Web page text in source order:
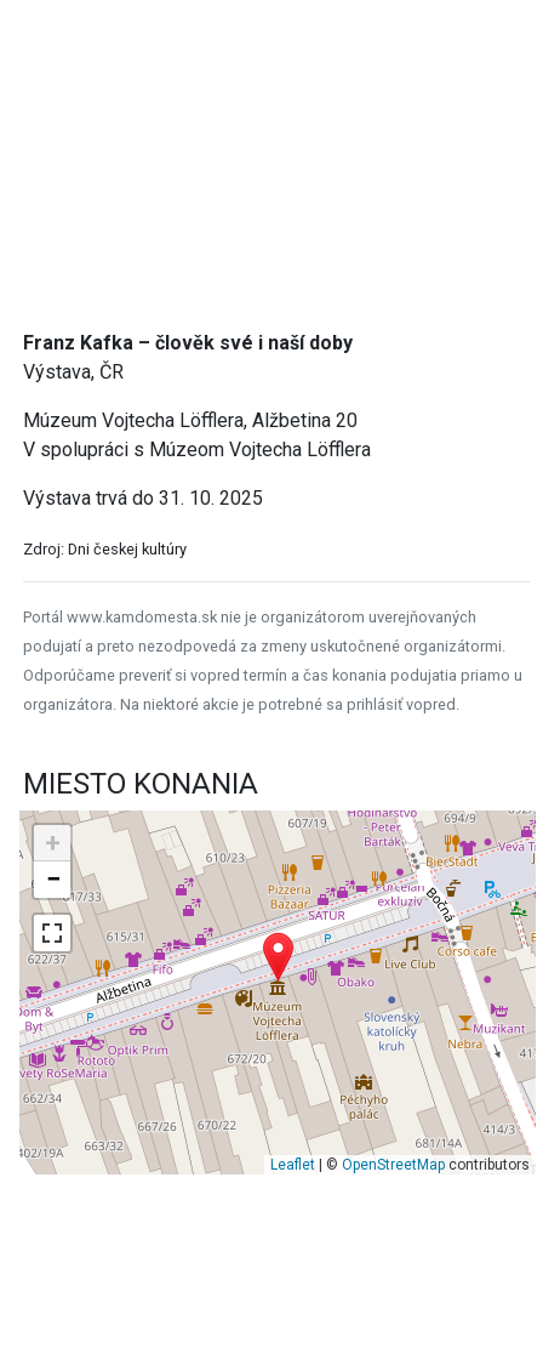
Franz Kafka – člověk své i naší doby
Výstava, ČR
Múzeum Vojtecha Löfflera, Alžbetina 20
V spolupráci s Múzeom Vojtecha Löfflera
Výstava trvá do 31. 10. 2025
Zdroj: Dni českej kultúry
Portál www.kamdomesta.sk nie je organizátorom uverejňovaných
podujatí a preto nezodpovedá za zmeny uskutočnené organizátormi.
Odporúčame preveriť si vopred termín a čas konania podujatia priamo u
organizátora. Na niektoré akcie je potrebné sa prihlásiť vopred.
MIESTO KONANIA
+
−
Leaflet| © OpenStreetMapcontributors